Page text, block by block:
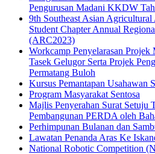
Pengurusan Madani KKDW
9th Southeast Asian
Student Chapter Annual
(ARC2023)
Workcamp Penyelarasan
Tasek Gelugor Serta Projek
Permatang Buloh
Kursus Pemantapan Usahawan
Program Masyarakat Sentosa
Majlis Penyerahan Surat Setuju
Pembangunan PERDA oleh
Perhimpunan Bulanan dan
Lawatan Penanda Aras Ke
National Robotic Competition